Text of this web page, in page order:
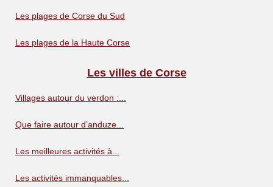
Les plages de Corse du Sud
Les plages de la Haute Corse
Les villes de Corse
Villages autour du verdon :...
Que faire autour d’anduze...
Les meilleures activités à...
Les activités immanquables...